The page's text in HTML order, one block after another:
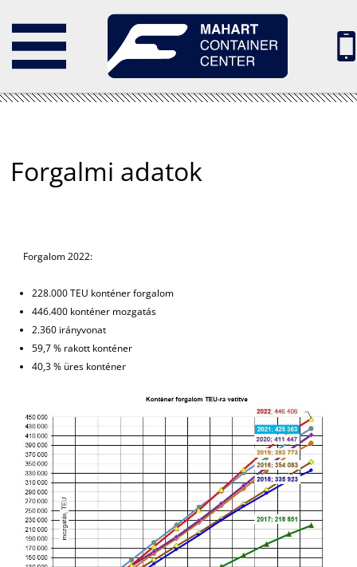
english
Forgalmi adatok
Forgalom 2022:
228.000 TEU konténer forgalom
446.400 konténer mozgatás
2.360 irányvonat
59,7 % rakott konténer
40,3 % üres konténer